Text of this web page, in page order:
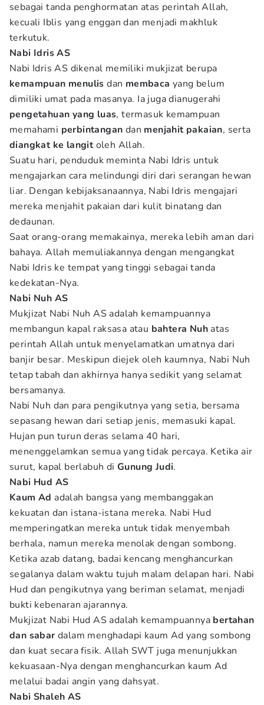
sebagai tanda penghormatan atas perintah Allah,
kecuali Iblis yang enggan dan menjadi makhluk
terkutuk.
Nabi Idris AS
Nabi Idris AS dikenal memiliki mukjizat berupa
kemampuan menulis dan membaca yang belum
dimiliki umat pada masanya. Ia juga dianugerahi
pengetahuan yang luas, termasuk kemampuan
memahami perbintangan dan menjahit pakaian, serta
diangkat ke langitoleh Allah.
Suatu hari, penduduk meminta Nabi Idris untuk
mengajarkan cara melindungi diri dari serangan hewan
liar. Dengan kebijaksanaannya, Nabi Idris mengajari
mereka menjahit pakaian dari kulit binatang dan
dedaunan.
Saat orang-orang memakainya, mereka lebih aman dari
bahaya. Allah memuliakannya dengan mengangkat
Nabi Idris ke tempat yang tinggi sebagai tanda
kedekatan-Nya.
Nabi Nuh AS
Mukjizat Nabi Nuh AS adalah kemampuannya
membangun kapal raksasa atau bahtera Nuh atas
perintah Allah untuk menyelamatkan umatnya dari
banjir besar. Meskipun diejek oleh kaumnya, Nabi Nuh
tetap tabah dan akhirnya hanya sedikit yang selamat
bersamanya.
Nabi Nuh dan para pengikutnya yang setia, bersama
sepasang hewan dari setiap jenis, memasuki kapal.
Hujan pun turun deras selama 40 hari,
menenggelamkan semua yang tidak percaya. Ketika air
surut, kapal berlabuh di Gunung Judi.
Nabi Hud AS
Kaum Ad adalah bangsa yang membanggakan
kekuatan dan istana-istana mereka. Nabi Hud
memperingatkan mereka untuk tidak menyembah
berhala, namun mereka menolak dengan sombong.
Ketika azab datang, badai kencang menghancurkan
segalanya dalam waktu tujuh malam delapan hari. Nabi
Hud dan pengikutnya yang beriman selamat, menjadi
bukti kebenaran ajarannya.
Mukjizat Nabi Hud AS adalah kemampuannya bertahan
dan sabar dalam menghadapi kaum Ad yang sombong
dan kuat secara fisik. Allah SWT juga menunjukkan
kekuasaan-Nya dengan menghancurkan kaum Ad
melalui badai angin yang dahsyat.
Nabi Shaleh AS